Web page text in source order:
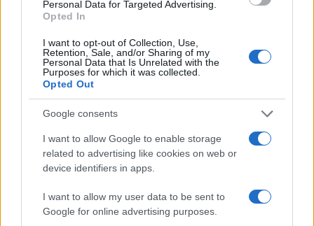
Personal Data for Targeted Advertising.
Opted In
I want to opt-out of Collection, Use,
Retention, Sale, and/or Sharing of my
Personal Data that Is Unrelated with the
Purposes for which it was collected.
Opted Out
Google consents
I want to allow Google to enable storage
related to advertising like cookies on web or
device identifiers in apps.
I want to allow my user data to be sent to
Google for online advertising purposes.
Protocolos de seguridad ocular y
consejos para fotografiar eclipses solares